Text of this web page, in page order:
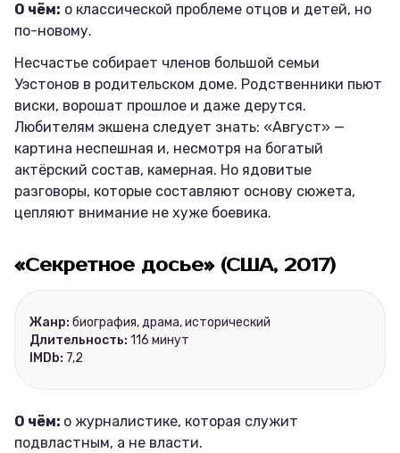
О чём: о классической проблеме отцов и детей, но
по-новому.
Несчастье собирает членов большой семьи
Уэстонов в родительском доме. Родственники пьют
виски, ворошат прошлое и даже дерутся.
Любителям экшена следует знать: «Август» —
картина неспешная и, несмотря на богатый
актёрский состав, камерная. Но ядовитые
разговоры, которые составляют основу сюжета,
цепляют внимание не хуже боевика.
«Секретное досье» (США, 2017)
Жанр: биография, драма, исторический
Длительность: 116 минут
IMDb: 7,2
О чём: о журналистике, которая служит
подвластным, а не власти.